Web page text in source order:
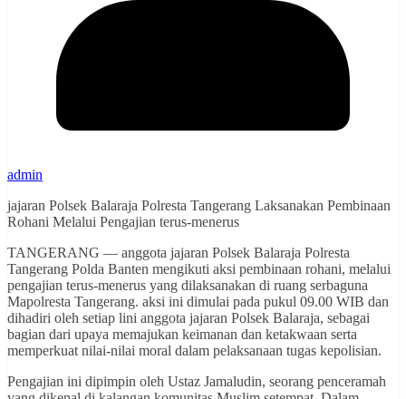
admin
jajaran Polsek Balaraja Polresta Tangerang Laksanakan Pembinaan
Rohani Melalui Pengajian terus-menerus
TANGERANG — anggota jajaran Polsek Balaraja Polresta
Tangerang Polda Banten mengikuti aksi pembinaan rohani, melalui
pengajian terus-menerus yang dilaksanakan di ruang serbaguna
Mapolresta Tangerang. aksi ini dimulai pada pukul 09.00 WIB dan
dihadiri oleh setiap lini anggota jajaran Polsek Balaraja, sebagai
bagian dari upaya memajukan keimanan dan ketakwaan serta
memperkuat nilai-nilai moral dalam pelaksanaan tugas kepolisian.
Pengajian ini dipimpin oleh Ustaz Jamaludin, seorang penceramah